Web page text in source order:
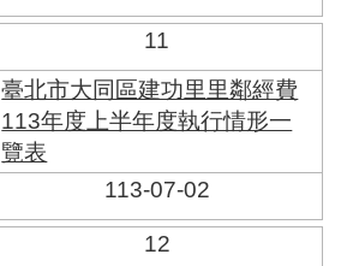
11
臺北市大同區建功里里鄰經費
113年度上半年度執行情形一
覽表
113-07-02
12